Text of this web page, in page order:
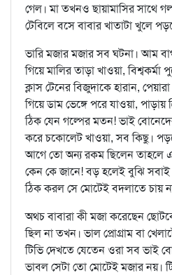
গেল। মা তখনও ছায়ামাসির সাথে
টেবিলে বসে বাবার খাতাটা খুলে
ভারি মজার মজার সব ঘটনা। আম
গিয়ে মালির তাড়া খাওয়া,
ক্লাস টেনের বিজুদাকে হারান,
গিয়ে ডাম ভেঙ্গে পরে যাওয়া,
ঠিক যেন গল্পের মতন! ভাই
করে চকোলেট খাওয়া, সব কিছু।
আগে তো অন্য রকম ছিলেন তাহলে
কেন কে জানে! বড় হলেই বুঝি
ঠিক করল সে মোটেই বদলাতে চায়
অথচ বাবারা কী মজা করেছেন
ছিল না তখন। ভাল প্রোগ্রাম বা
টিভি দেখতে যেতেন ওরা সব ভাই
ভাবল সেটা তো মোটেই মজার নয়।